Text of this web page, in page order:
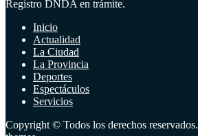
Registro DNDA en trámite.
Inicio
Actualidad
La Ciudad
La Provincia
Deportes
Espectáculos
Servicios
Copyright © Todos los derechos reservados.